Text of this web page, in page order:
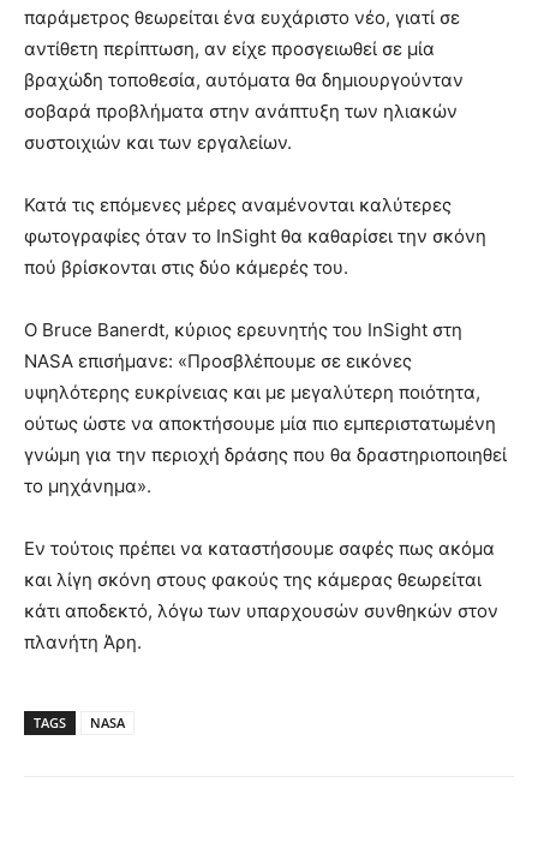
παράμετρος θεωρείται ένα ευχάριστο νέο, γιατί σε
αντίθετη περίπτωση, αν είχε προσγειωθεί σε μία
βραχώδη τοποθεσία, αυτόματα θα δημιουργούνταν
σοβαρά προβλήματα στην ανάπτυξη των ηλιακών
συστοιχιών και των εργαλείων.
Κατά τις επόμενες μέρες αναμένονται καλύτερες
φωτογραφίες όταν το InSight θα καθαρίσει την σκόνη
πού βρίσκονται στις δύο κάμερές του.
Ο Bruce Banerdt, κύριος ερευνητής του InSight στη
NASA επισήμανε: «Προσβλέπουμε σε εικόνες
υψηλότερης ευκρίνειας και με μεγαλύτερη ποιότητα,
ούτως ώστε να αποκτήσουμε μία πιο εμπεριστατωμένη
γνώμη για την περιοχή δράσης που θα δραστηριοποιηθεί
το μηχάνημα».
Εν τούτοις πρέπει να καταστήσουμε σαφές πως ακόμα
και λίγη σκόνη στους φακούς της κάμερας θεωρείται
κάτι αποδεκτό, λόγω των υπαρχουσών συνθηκών στον
πλανήτη Άρη.
TAGS NASA